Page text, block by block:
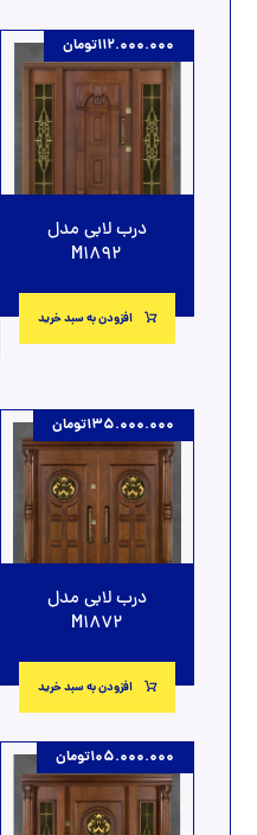
درب لابی مدل
M1892
112.000.000تومان
افزودن به سبد خرید
درب لابی مدل
M1872
135.000.000تومان
افزودن به سبد خرید
105.000.000تومان